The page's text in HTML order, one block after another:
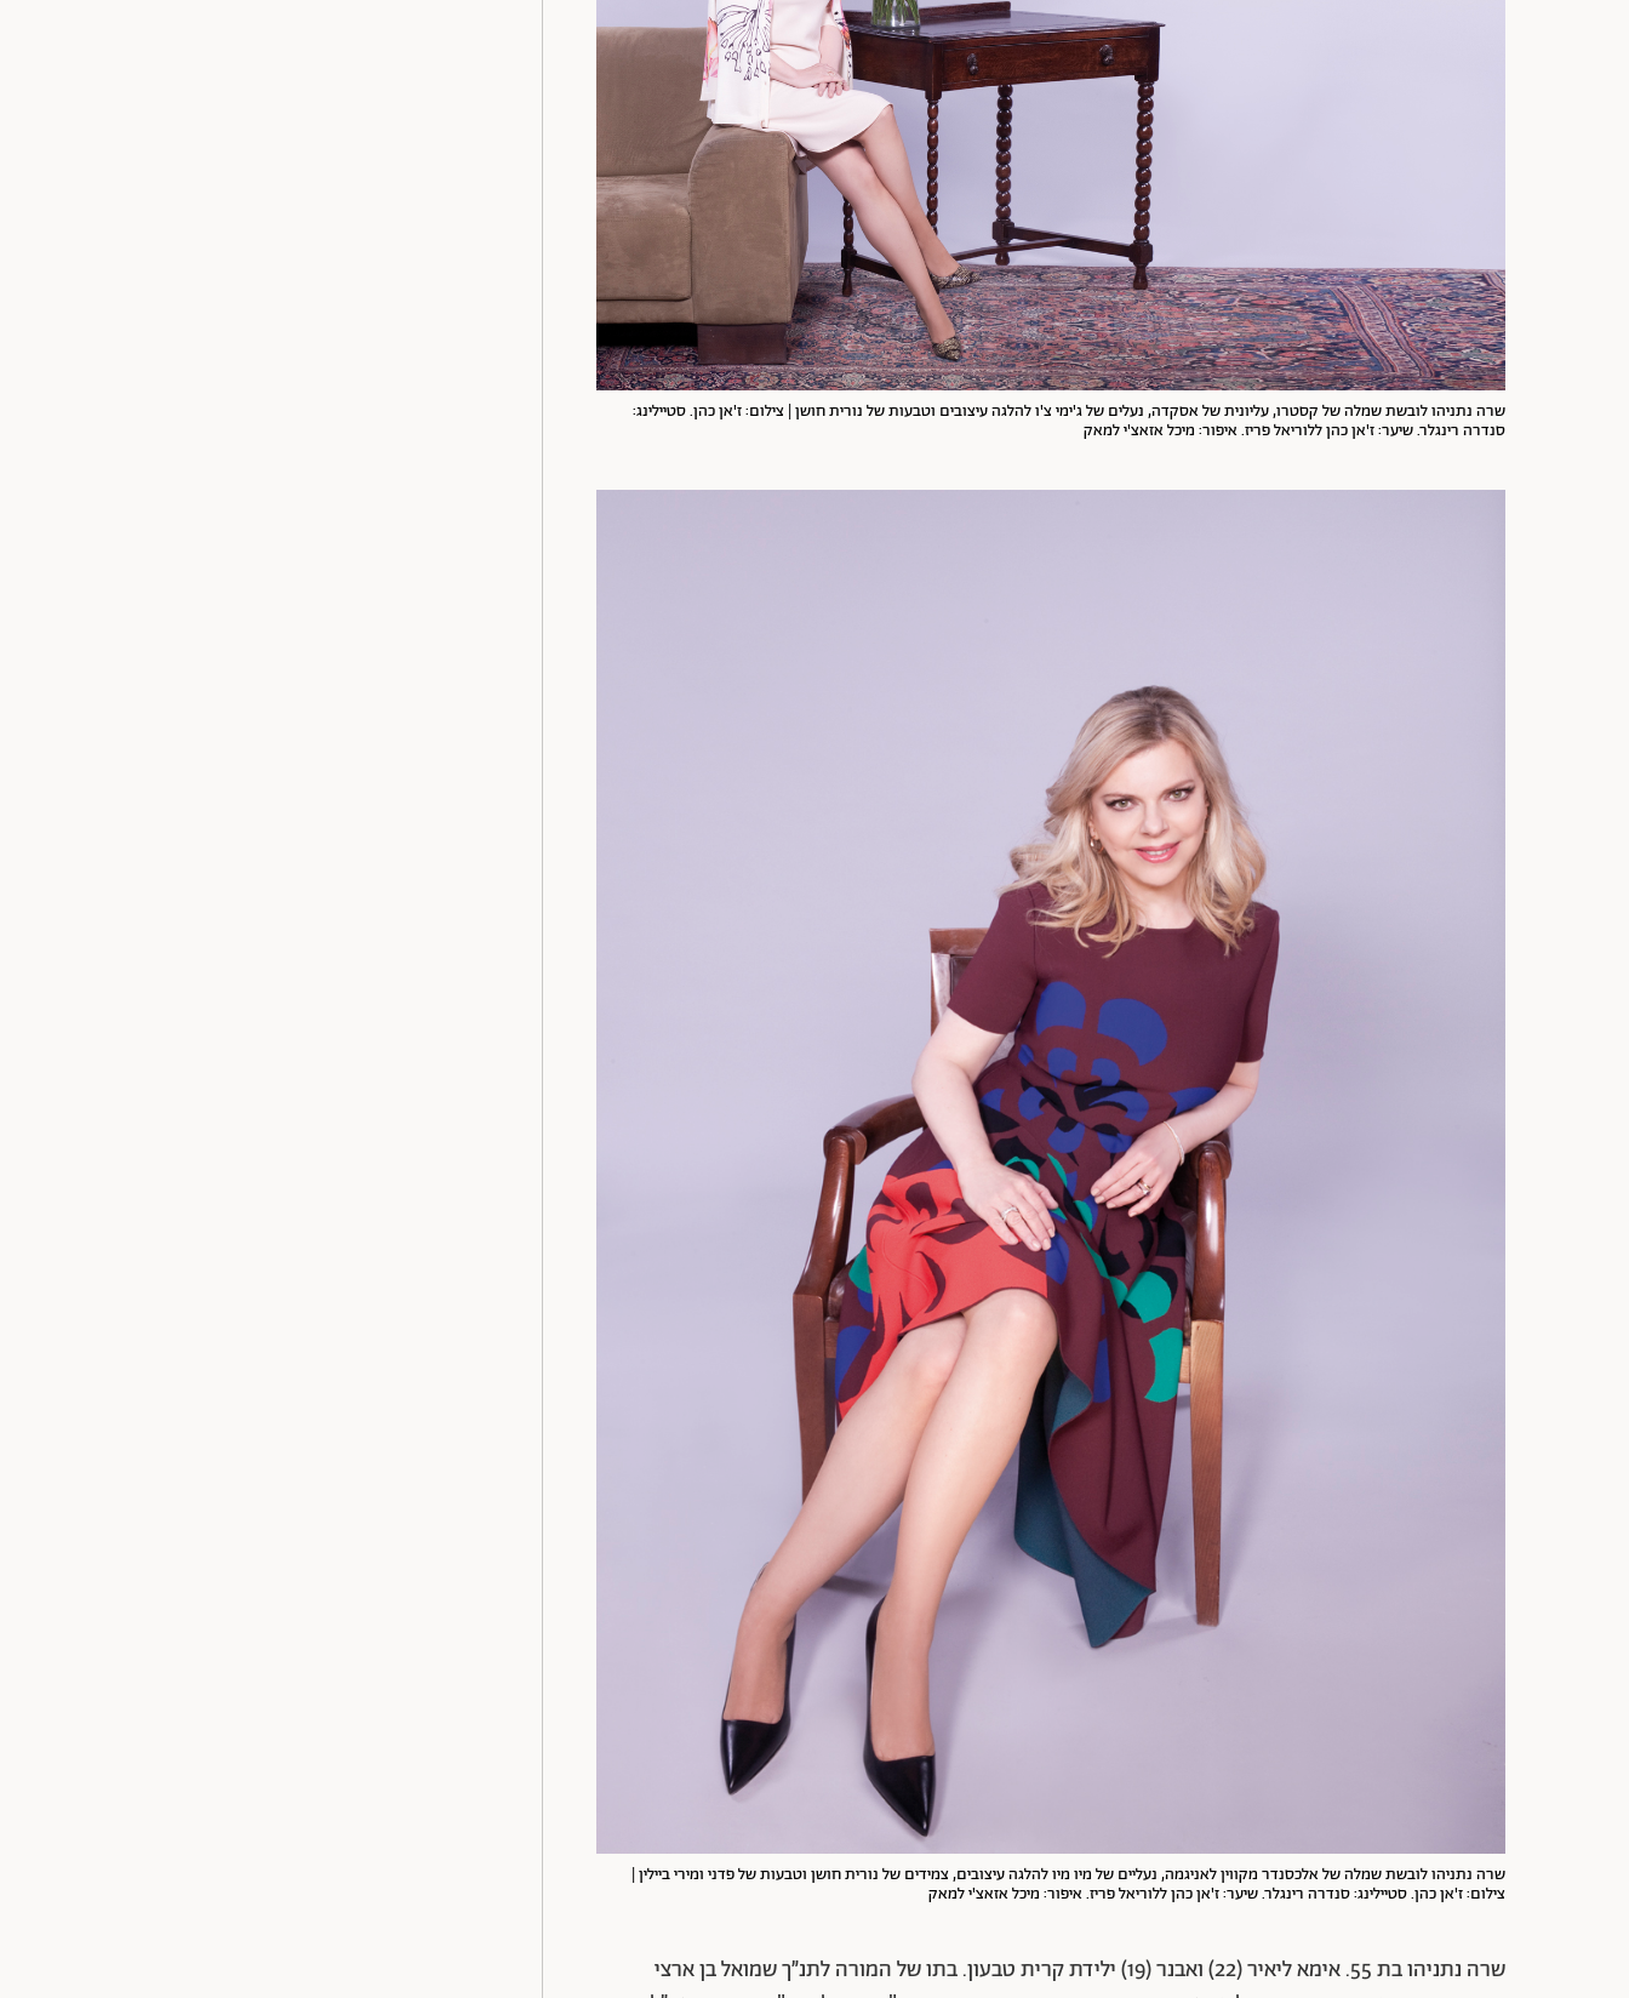
שרה נתניהו לובשתשמלה של קסטרו,עליונית שלאסקדה, נעלים של ג'ימי צ'ו להלגה עיצובים וטבעותשל נורית חושן | צילום: ז'אן כהן. סטיילינג:
סנדרה רינגלר. שיער: ז'אן כהן ללוריאל פריז. איפור: מיכל אזאצ'י למאק
שרה נתניהו לובשת שמלה של אלכסנדר מקווין לאניגמה, נעליים של מיו מיו להלגה עיצובים, צמידים של נורית חושן וטבעות של פדני ומירי ביילין |
צילום: ז'אן כהן. סטיילינג: סנדרה רינגלר. שיער: ז'אן כהן ללוריאל פריז. איפור: מיכל אזאצ'י למאק
שרה נתניהו
בת 55. אימא ליאיר (22) ואבנר (19) ילידת קרית טבעון. בתו של המורה לתנ״ך שמואל בן ארצי